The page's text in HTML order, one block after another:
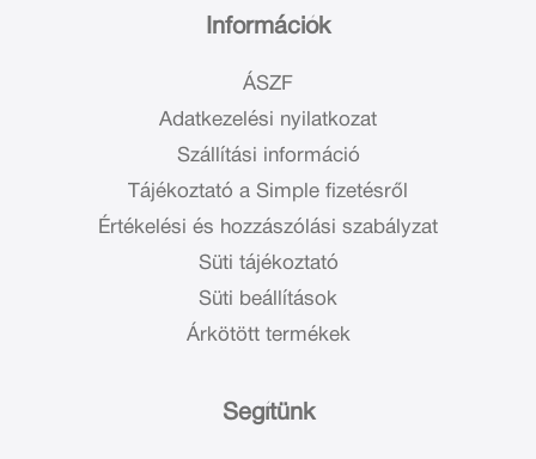
Információk
ÁSZF
Adatkezelési nyilatkozat
Szállítási információ
Tájékoztató a Simple fizetésről
Értékelési és hozzászólási szabályzat
Süti tájékoztató
Süti beállítások
Árkötött termékek
Segítünk